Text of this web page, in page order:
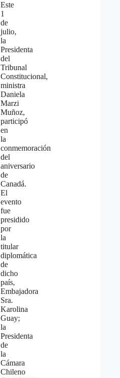
Este
1
de
julio,
la
Presidenta
del
Tribunal
Constitucional,
ministra
Daniela
Marzi
Muñoz,
participó
en
la
conmemoración
del
aniversario
de
Canadá.
El
evento
fue
presidido
por
la
titular
diplomática
de
dicho
país,
Embajadora
Sra.
Karolina
Guay;
la
Presidenta
de
la
Cámara
Chileno